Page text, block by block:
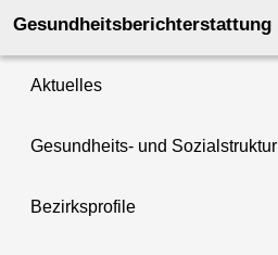
Gesundheits­berichterstattung
Aktuelles
Gesundheits- und Sozialstruktur
Bezirksprofile